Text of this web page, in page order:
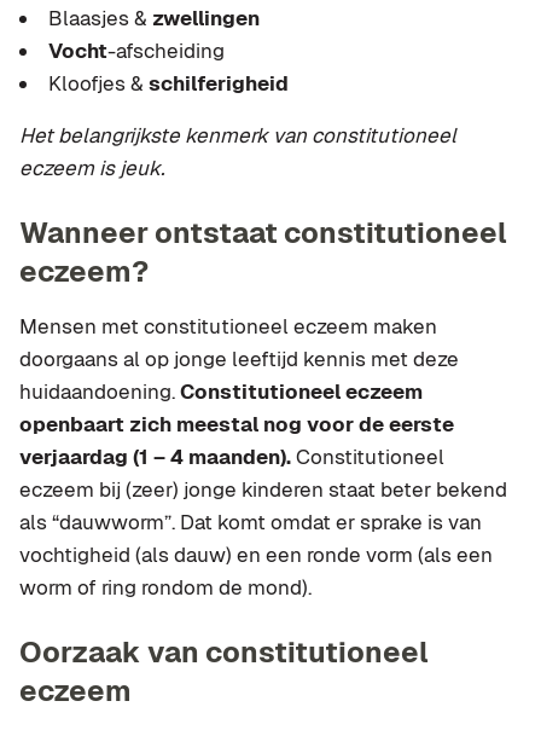
Blaasjes & zwellingen
Vocht-afscheiding
Kloofjes & schilferigheid
Het belangrijkste kenmerk van constitutioneel
eczeem is jeuk.
Wanneer ontstaat constitutioneel
eczeem?
Mensen met constitutioneel eczeem maken
doorgaans al op jonge leeftijd kennis met deze
huidaandoening.Constitutioneel eczeem
openbaart zich meestal nog voor de eerste
verjaardag (1 – 4 maanden).Constitutioneel
eczeem bij (zeer) jonge kinderen staat beter bekend
als “dauwworm”. Dat komt omdat er sprake is van
vochtigheid (als dauw) en een ronde vorm (als een
worm of ring rondom de mond).
Oorzaak van constitutioneel
eczeem